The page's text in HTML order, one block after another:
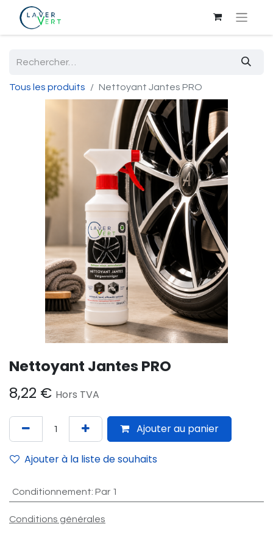
Tous les produits Nettoyant Jantes PRO
Nettoyant Jantes PRO
8,22 € Hors TVA
Ajouter au panier
Ajouter à la liste de souhaits
Conditionnement: Par 1
Conditions générales